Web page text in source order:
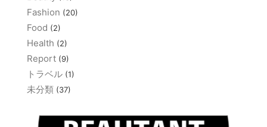
Fashion (20)
Food (2)
Health (2)
Report (9)
トラベル (1)
未分類 (37)